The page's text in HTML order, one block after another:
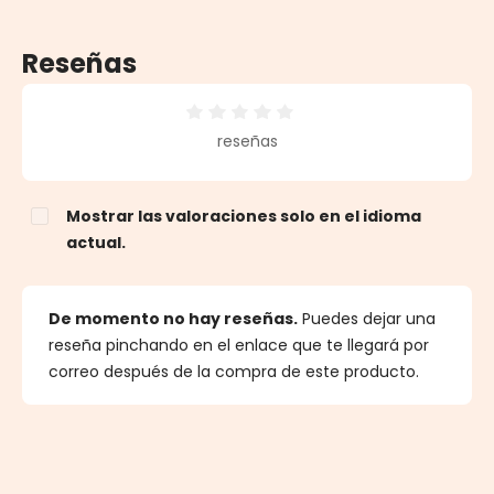
Reseñas
Calificación promedio de 0 de 5 estrellas
reseñas
Mostrar las valoraciones solo en el idioma
actual.
De momento no hay reseñas. Puedes dejar una
reseña pinchando en el enlace que te llegará por
correo después de la compra de este producto.